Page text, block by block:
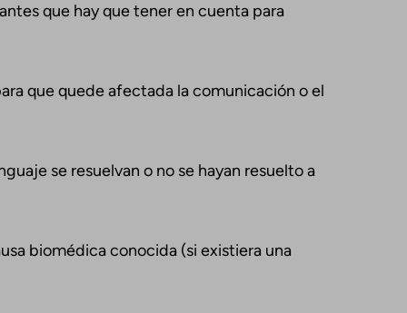
que hay que tener en cuenta para
que quede afectada la comunicación o el
se resuelvan o no se hayan resuelto a
biomédica conocida (si existiera una